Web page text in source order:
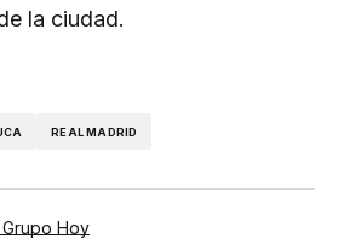
la ciudad.
REAL MADRID
Hoy